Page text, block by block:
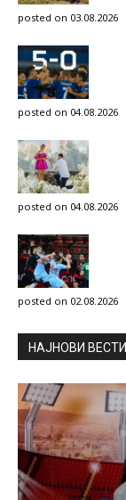
posted on 03.08.2026
posted on 04.08.2026
posted on 04.08.2026
posted on 02.08.2026
НAЈНОВИ ВЕСТИ